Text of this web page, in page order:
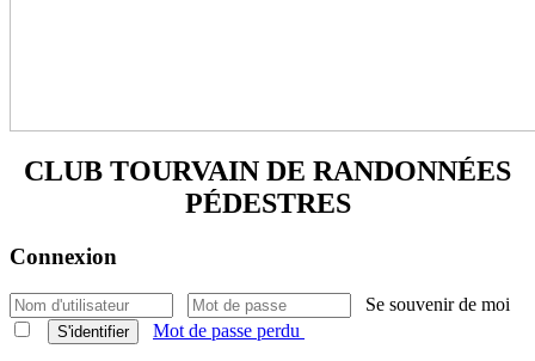
CLUB TOURVAIN DE RANDONNÉES
PÉDESTRES
Connexion
Se souvenir de moi
S'identifier Mot de passe perdu